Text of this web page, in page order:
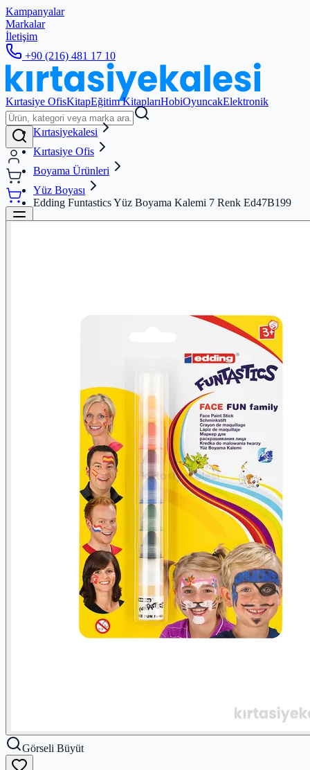
Kampanyalar
Markalar
İletişim
+90 (216) 481 17 10
Kırtasiye OfisKitapEğitim KitaplarıHobiOyuncakElektronik
Kırtasiyekalesi
Kırtasiye Ofis
Boyama Ürünleri
Yüz Boyası
Edding Funtastics Yüz Boyama Kalemi 7 Renk Ed47B199
Görseli Büyüt